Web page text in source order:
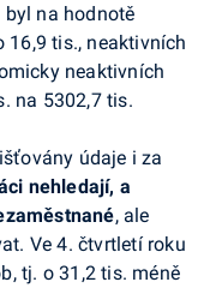
na hodnotě
16,9 tis., neaktivních
neaktivních
na 5302,7 tis.
údaje i za
nehledají, a
, ale
Ve 4. čtvrtletí roku
tj. o 31,2 tis. méně